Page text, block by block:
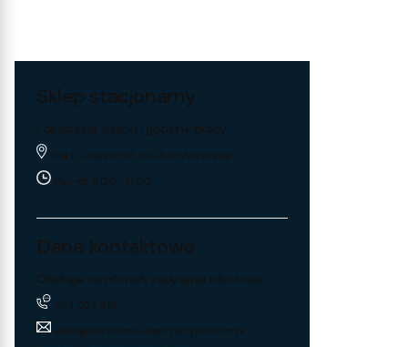
Sklep stacjonarny
Lokalizacja sklepu i godziny pracy
Trakt Lubelski 195, 04-667 Warszawa
Pon-pt: 8:00 - 17:00
Dane kontaktowe
Obsługa zamówień, zapytania ofertowe
884 024 451
sklep@hurtownia-wentylacyjna.com.pl